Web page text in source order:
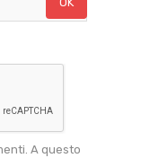
A questo